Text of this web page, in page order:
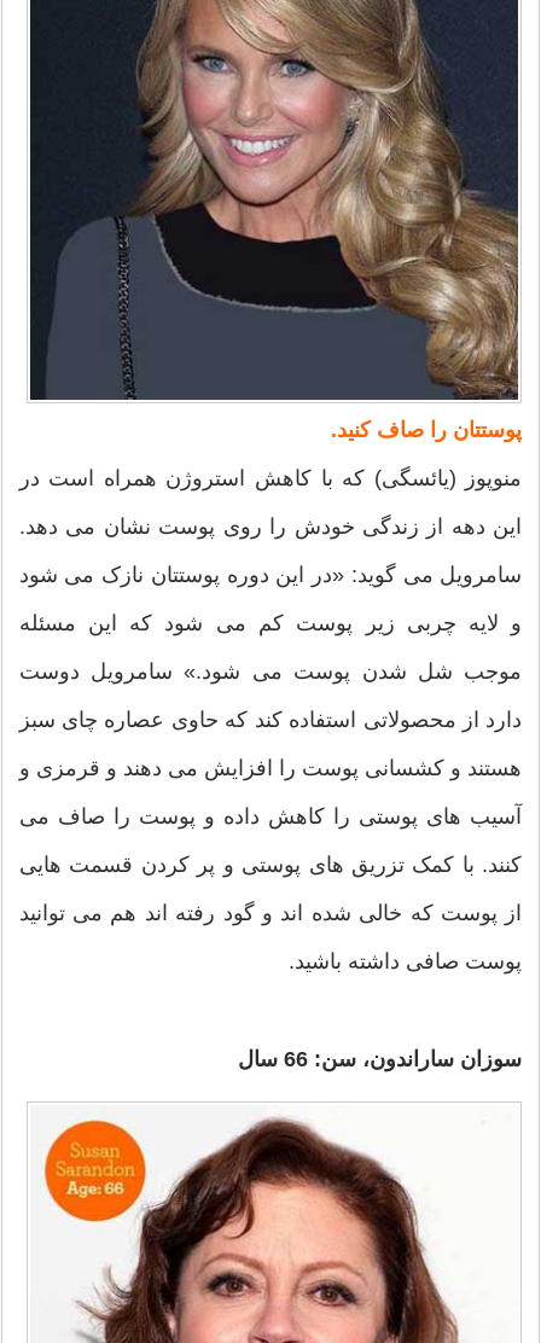
پوستتان را صاف کنید.
منوپوز (یائسگی) که با کاهش استروژن همراه است در
این دهه از زندگی خودش را روی پوست نشان می دهد.
سامرویل می گوید: «در این دوره پوستتان نازک می شود
و لایه چربی زیر پوست کم می شود که این مسئله
موجب شل شدن پوست می شود.» سامرویل دوست
دارد از محصولاتی استفاده کند که حاوی عصاره چای سبز
هستند و کشسانی پوست را افزایش می دهند و قرمزی و
آسیب های پوستی را کاهش داده و پوست را صاف می
کنند. با کمک تزریق های پوستی و پر کردن قسمت هایی
از پوست که خالی شده اند و گود رفته اند هم می توانید
پوست صافی داشته باشید.
سوزان ساراندون، سن: 66 سال